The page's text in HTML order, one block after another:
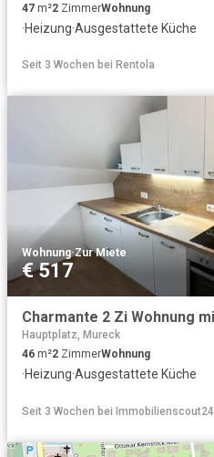
47 m²2 ZimmerWohnung
·Heizung·Ausgestattete Küche
Seit 3 Wochen bei Rentola
Wohnung·Zur Miete
€ 517
Hauptplatz, Mureck
46 m²2 ZimmerWohnung
·Heizung·Ausgestattete Küche
Seit 3 Wochen bei Immobilienscout24